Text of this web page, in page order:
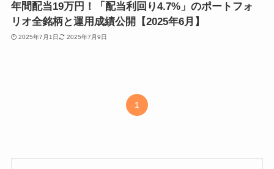
年間配当19万円！「配当利回り4.7%」のポートフォ
リオ全銘柄と運用成績公開【2025年6月】
2025年7月1日 2025年7月9日
1